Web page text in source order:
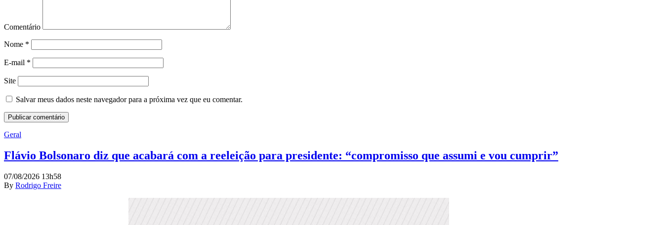
Comentário
Nome *
E-mail *
Site
Salvar meus dados neste navegador para a próxima vez que eu comentar.
Geral
Flávio Bolsonaro diz que acabará com a reeleição para presidente: “compromisso que assumi e vou cumprir”
07/08/2026 13h58
By Rodrigo Freire